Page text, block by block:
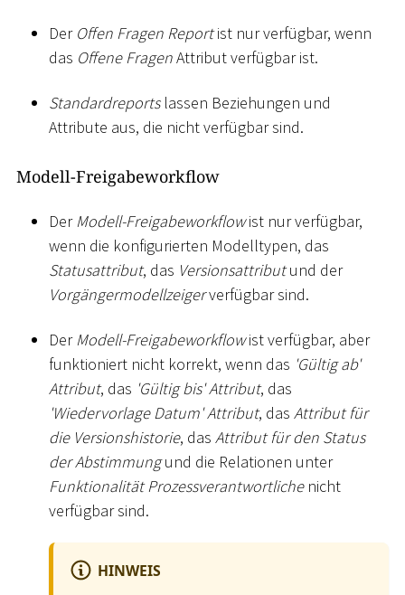
Der Offen Fragen Reportist nur verfügbar, wenn
das Offene FragenAttribut verfügbar ist.
Standardreportslassen Beziehungen und
Attribute aus, die nicht verfügbar sind.
Modell-Freigabeworkflow
DerModell-Freigabeworkflowist nur verfügbar,
wenn die konfigurierten Modelltypen, das
Statusattribut, das Versionsattributund der
Vorgängermodellzeigerverfügbar sind.
DerModell-Freigabeworkflowist verfügbar, aber
funktioniert nicht korrekt, wenn das 'Gültig ab'
Attribut, das 'Gültig bis' Attribut, das
'Wiedervorlage Datum' Attribut, das Attribut für
die Versionshistorie, das Attribut für den Status
der Abstimmungund die Relationen unter
Funktionalität Prozessverantwortlichenicht
verfügbar sind.
HINWEIS